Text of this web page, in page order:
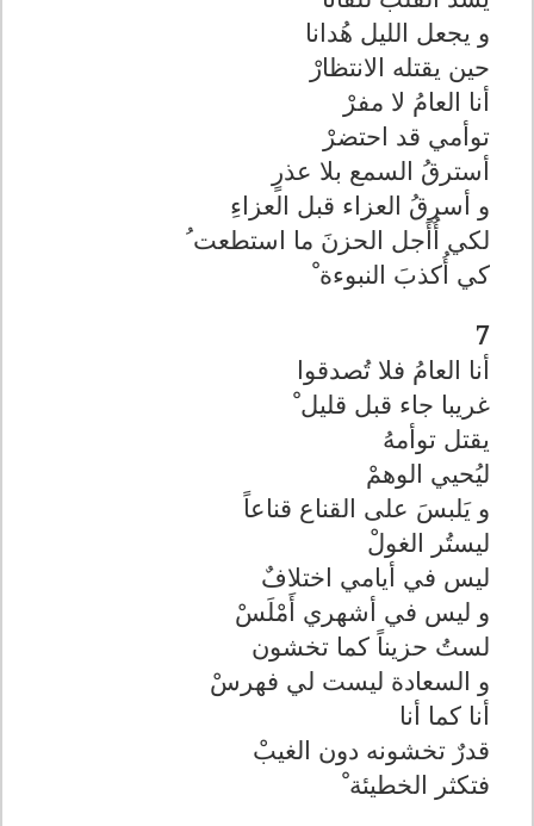
و يجعل الليل هُدانا
حين يقتله الانتظارْ
أنا العامُ لا مفرْ
توأمي قد احتضرْ
أسترقُ السمع بلا عذرٍ
و أسرقُ العزاء قبل العزاءِ
لكي أُأَجل الحزنَ ما استطعت ُ
كي أُكذبَ النبوءة ْ
7
أنا العامُ فلا تُصدقوا
غريبا جاء قبل قليل ْ
يقتل توأمهُ
ليُحيي الوهمْ
و يَلبسَ على القناع قناعاً
ليستُر الغولْ
ليس في أيامي اختلافٌ
و ليس في أشهري أَمْلَسْ
لستُ حزيناً كما تخشون
و السعادة ليست لي فهرسْ
أنا كما أنا
قدرٌ تخشونه دون الغيبْ
فتكثر الخطيئة ْ